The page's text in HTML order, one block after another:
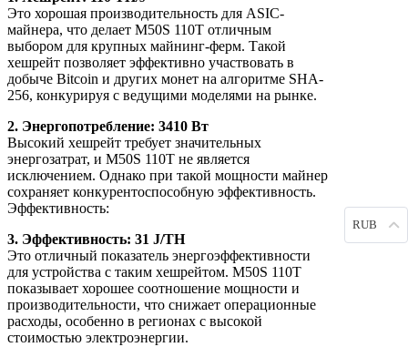
Это хорошая производительность для ASIC-
майнера, что делает M50S 110T отличным
выбором для крупных майнинг-ферм. Такой
хешрейт позволяет эффективно участвовать в
добыче Bitcoin и других монет на алгоритме SHA-
256, конкурируя с ведущими моделями на рынке.
2. Энергопотребление: 3410 Вт
Высокий хешрейт требует значительных
энергозатрат, и M50S 110T не является
исключением. Однако при такой мощности майнер
сохраняет конкурентоспособную эффективность.
Эффективность:
3. Эффективность: 31 J/TH
Это отличный показатель энергоэффективности
для устройства с таким хешрейтом. M50S 110T
показывает хорошее соотношение мощности и
производительности, что снижает операционные
расходы, особенно в регионах с высокой
стоимостью электроэнергии.
RUB